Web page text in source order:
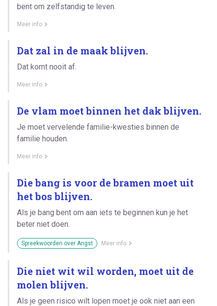
bent om zelfstandig te leven.
Meer info
Dat zal in de maak blijven.
Dat komt nooit af.
Meer info
De vlam moet binnen het dak blijven.
Je moet vervelende familie-kwesties binnen de
familie houden.
Meer info
Die bang is voor de bramen moet uit
het bos blijven.
Als je bang bent om aan iets te beginnen kun je het
beter niet doen.
Spreekwoorden over Angst Meer info
Die niet wit wil worden, moet uit de
molen blijven.
Als je geen risico wilt lopen moet je ook niet aan een